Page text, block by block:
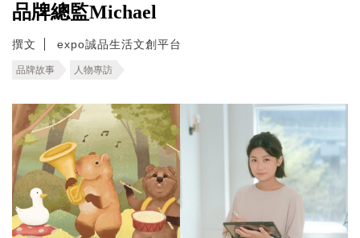
品牌總監Michael
撰文 expo誠品生活文創平台
品牌故事 人物專訪